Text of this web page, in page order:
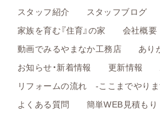
スタッフ紹介
スタッフブログ
家族を育む『住育』の家
会社概要
動画でみるやまなか工務店
あり
お知らせ・新着情報
更新情報
リフォームの流れ -ここまでやりま
よくある質問
簡単WEB見積もり